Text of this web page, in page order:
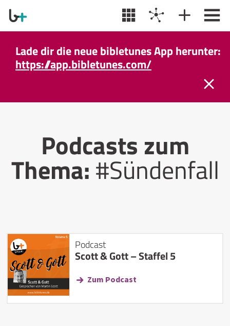
Lade dir die neue bibletunes App herunter:
https://app.bibletunes.com/
Podcasts zum
Thema:#Sündenfall
Podcast
Scott & Gott – Staffel 5
Zum Podcast